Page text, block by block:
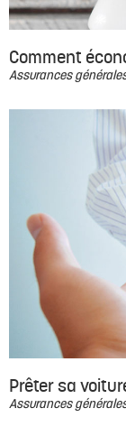
Comment
Assurances
Prêter sa
Assurances